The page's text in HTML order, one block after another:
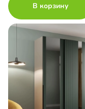
В корзину